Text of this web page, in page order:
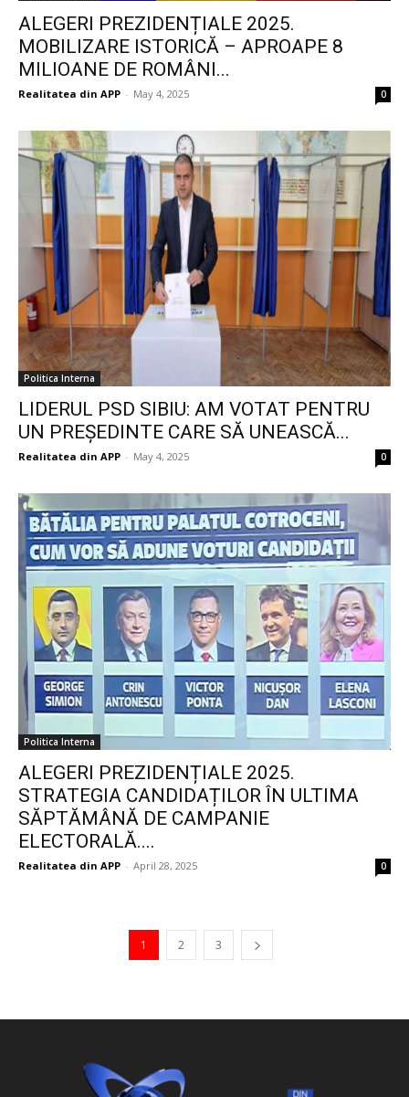
ALEGERI PREZIDENȚIALE 2025.
MOBILIZARE ISTORICĂ – APROAPE 8
MILIOANE DE ROMÂNI...
Realitatea din APP - May 4, 2025 0
Politica Interna
LIDERUL PSD SIBIU: AM VOTAT PENTRU
UN PREȘEDINTE CARE SĂ UNEASCĂ...
Realitatea din APP - May 4, 2025 0
Politica Interna
ALEGERI PREZIDENȚIALE 2025.
STRATEGIA CANDIDAȚILOR ÎN ULTIMA
SĂPTĂMÂNĂ DE CAMPANIE
ELECTORALĂ....
Realitatea din APP - April 28, 2025 0
1 2 3